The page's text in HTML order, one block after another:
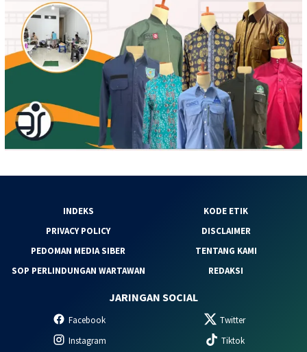
INDEKS
KODE ETIK
PRIVACY POLICY
DISCLAIMER
PEDOMAN MEDIA SIBER
TENTANG KAMI
SOP PERLINDUNGAN WARTAWAN
REDAKSI
JARINGAN SOCIAL
Facebook
Twitter
Instagram
Tiktok